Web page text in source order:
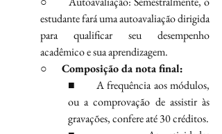
estudante fará uma autoavaliação dirigida
para qualificar seu desempenho
acadêmico e sua aprendizagem.
○ Composição da nota final:
■       A frequência aos módulos,
ou a comprovação de assistir às
gravações, confere até 30 créditos.